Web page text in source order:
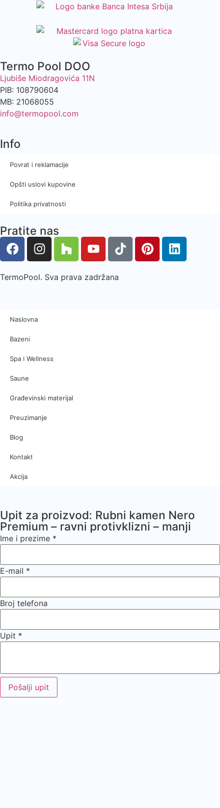
Termo Pool DOO
Ljubiše Miodragovića 11N
PIB: 108790604
MB: 21068055
info@termopool.com
Info
Povrat i reklamacije
Opšti uslovi kupovine
Politika privatnosti
Pratite nas
TermoPool. Sva prava zadržana
Naslovna
Bazeni
Spa i Wellness
Saune
Građevinski materijal
Preuzimanje
Blog
Kontakt
Akcija
Upit za proizvod: Rubni kamen Nero
Premium – ravni protivklizni – manji
Ime i prezime *
E-mail *
Broj telefona
Upit *
Pošalji upit